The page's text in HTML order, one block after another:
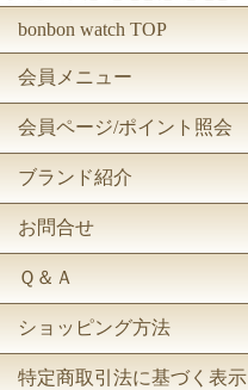
bonbon watch TOP
会員メニュー
会員ページ/ポイント照会
ブランド紹介
お問合せ
Ｑ＆Ａ
ショッピング方法
特定商取引法に基づく表示